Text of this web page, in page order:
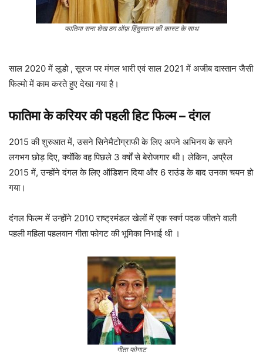
फातिमा सना शेख ठग ऑफ़ हिंदुस्तान की कास्ट के साथ
साल 2020 में लूडो , सूरज पर मंगल भारी एवं साल 2021 में अजीब दास्तान जैसी
फिल्मो में काम करते हुए देखा गया है।
फातिमा के करियर की पहली हिट फिल्म–दंगल
2015 की शुरुआत में, उसने सिनेमैटोग्राफी के लिए अपने अभिनय के सपने
लगभग छोड़ दिए, क्योंकि वह पिछले 3 वर्षों से बेरोजगार थी। लेकिन, अप्रैल
2015 में, उन्होंने दंगल के लिए ऑडिशन दिया और 6 राउंड के बाद उनका चयन हो
गया।
दंगल फिल्म में उन्होंने 2010 राष्ट्रमंडल खेलों में एक स्वर्ण पदक जीतने वाली
पहली महिला पहलवान गीता फोगट की भूमिका निभाई थी ।
गीता फोगाट